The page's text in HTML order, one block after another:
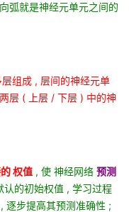
弧就是神经元单元之间的
组成 , 层间的神经元单
层 ( 上层 / 下层 ) 中的神
权值 , 使 神经网络 预测
的初始权值 , 学习过程
逐步提高其预测准确性 ;